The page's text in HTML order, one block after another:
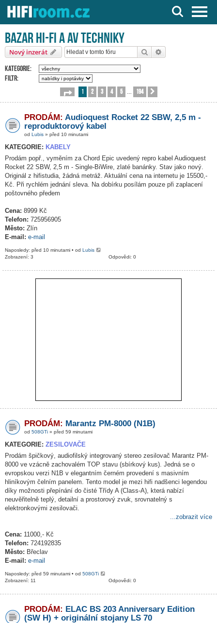
Server o Hi-Fi a AV technice
Bazar HI-FI a AV techniky
Nový inzerát Hledat
Kategorie:
Filtr:
Stránka 1z 194
1 2 3 4 5 194
PRODÁM: Audioquest Rocket 22 SBW, 2,5 m -
reproduktorový kabel
od Lubis » před 10 minutami
KATEGORIE: KABELY
Prodám popř., vyměním za Chord Epic uvedený repro kabel Audioquest
Rocket 22 SBW, 2,5 m - Single-BiWire, zlaté banánky. Stav jako nový.
Originál z hifistudia, žádná metráž. Aktuální cena na internetu je 15500,-
Kč. Při rychlém jednání sleva. Na dobírku posílám pouze při zaplacení
poštovného předem
Cena: 8999 Kč
Telefon: 725956905
Město: Zlín
E-mail: e-mail
Naposledy: před 10 minutami • od Lubis
Odpovědi: 0
Zobrazení: 3
PRODÁM: Marantz PM-8000 (N1B)
od 508GTi » před 59 minutami
KATEGORIE: ZESILOVAČE
Prodám špičkový, audiofilský integrovaný stereo zesilovač Marantz PM-
8000 ve vzácně zachovalém TOP stavu (sbírkový kus). Jedná se o
evropskou verzi N1B v elegantním černém provedení s masivním
hliníkovým čelním panelem. Tento model je mezi hifi nadšenci legendou
díky možnosti přepínání do čisté Třídy A (Class-A), která nabízí
neuvěřitelně teplý, detailní a prostorový zvuk, srovnatelný s
elektronkovými zesilovači.
...zobrazit více
Cena: 11000,- Kč
Telefon: 724192835
Město: Břeclav
E-mail: e-mail
Naposledy: před 59 minutami • od 508GTi
Odpovědi: 0
Zobrazení: 11
PRODÁM: ELAC BS 203 Anniversary Edition
(SW H) + originální stojany LS 70